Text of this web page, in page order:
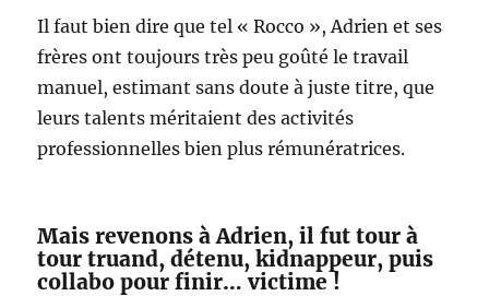
Il faut bien dire que tel « Rocco », Adrien et ses
frères ont toujours très peu goûté le travail
manuel, estimant sans doute à juste titre, que
leurs talents méritaient des activités
professionnelles bien plus rémunératrices.
Mais revenons à Adrien, il fut tour à
tour truand, détenu, kidnappeur, puis
collabo pour finir… victime !